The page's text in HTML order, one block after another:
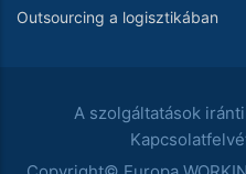
Outsourcing a logisztikában
A szolgáltatások